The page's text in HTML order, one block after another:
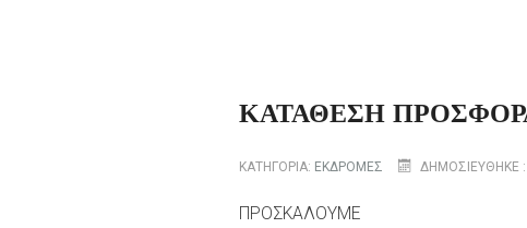
ΚΑΤΑΘΕΣΗ
ΚΑΤΗΓΟΡΊΑ: ΕΚΔΡΟΜΕΣ ΔΗΜΟΣΙΕΎΘΗΚΕ
ΠΡΟΣΚΑΛΟΥΜΕ